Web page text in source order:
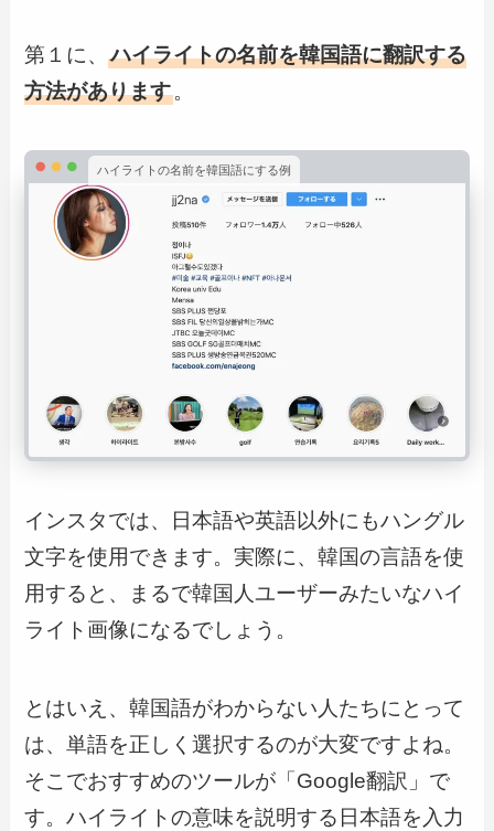
第１に、ハイライトの名前を韓国語に翻訳する
方法があります。
ハイライトの名前を韓国語にする例
インスタでは、日本語や英語以外にもハングル
文字を使用できます。実際に、韓国の言語を使
用すると、まるで韓国人ユーザーみたいなハイ
ライト画像になるでしょう。
とはいえ、韓国語がわからない人たちにとって
は、単語を正しく選択するのが大変ですよね。
そこでおすすめのツールが「Google翻訳」で
す。ハイライトの意味を説明する日本語を入力